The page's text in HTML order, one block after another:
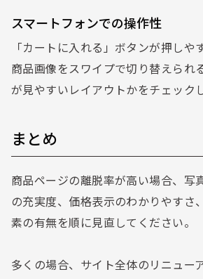
スマートフォンでの操作性
「カートに入れる」ボタンが押しや
商品画像をスワイプで切り替えられ
が見やすいレイアウトかをチェックし
まとめ
商品ページの離脱率が高い場合、写
の充実度、価格表示のわかりやすさ
素の有無を順に見直してください。
多くの場合、サイト全体のリニュー